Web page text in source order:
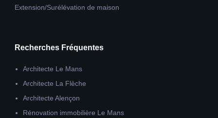
Extension/Surélévation de maison
Recherches Fréquentes
Architecte Le Mans
Architecte La Flèche
Architecte Alençon
Rénovation immobilière Le Mans